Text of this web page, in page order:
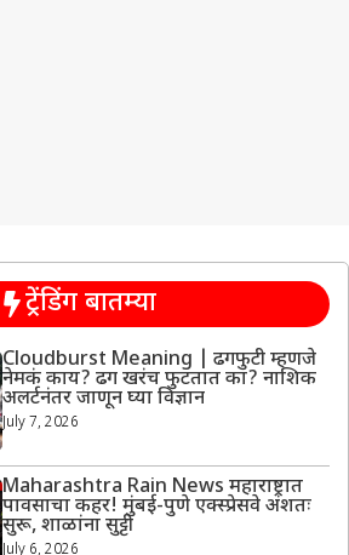
ट्रेंडिंग बातम्या
Cloudburst Meaning | ढगफुटी म्हणजे
नेमकं काय? ढग खरंच फुटतात का? नाशिक
अलर्टनंतर जाणून घ्या विज्ञान
July 7, 2026
Maharashtra Rain News महाराष्ट्रात
पावसाचा कहर! मुंबई-पुणे एक्स्प्रेसवे अंशतः
सुरू, शाळांना सुट्टी
July 6, 2026